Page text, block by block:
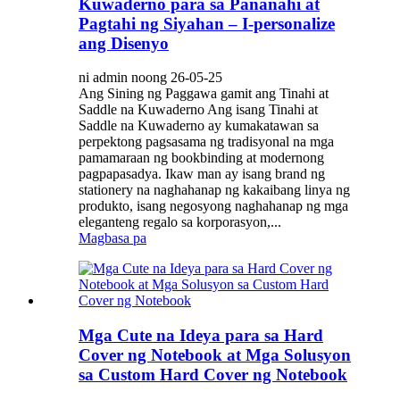
Pagtahi ng Siyahan – I-personalize
ang Disenyo
ni admin noong 26-05-25
Ang Sining ng Paggawa gamit ang Tinahi at
Saddle na Kuwaderno Ang isang Tinahi at
Saddle na Kuwaderno ay kumakatawan sa
perpektong pagsasama ng tradisyonal na mga
pamamaraan ng bookbinding at modernong
pagpapasadya. Ikaw man ay isang brand ng
stationery na naghahanap ng kakaibang linya ng
produkto, isang negosyong naghahanap ng mga
eleganteng regalo sa korporasyon,...
Magbasa pa
Mga Cute na Ideya para sa Hard
Cover ng Notebook at Mga Solusyon
sa Custom Hard Cover ng Notebook